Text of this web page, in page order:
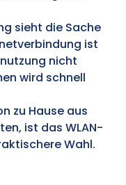
sieht die Sache
ist
nicht
wird schnell
zu Hause aus
ist das WLAN-
Wahl.